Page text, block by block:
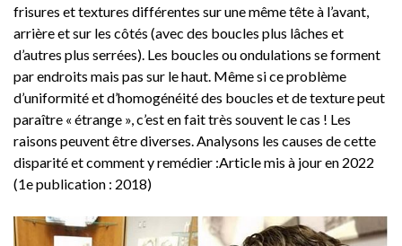
frisures et textures différentes sur une même tête à l’avant,
arrière et sur les côtés (avec des boucles plus lâches et
d’autres plus serrées). Les boucles ou ondulations se forment
par endroits mais pas sur le haut. Même si ce problème
d’uniformité et d’homogénéité des boucles et de texture peut
paraître « étrange », c’est en fait très souvent le cas ! Les
raisons peuvent être diverses. Analysons les causes de cette
disparité et comment y remédier :Article mis à jour en 2022
(1e publication : 2018)